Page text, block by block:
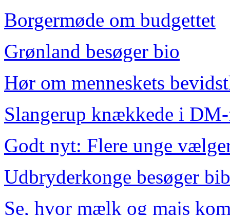
Borgermøde om budgettet
Grønland besøger bio
Hør om menneskets
Slangerup knækkede i
Godt nyt: Flere unge
Udbryderkonge besøger
Se, hvor mælk og majs